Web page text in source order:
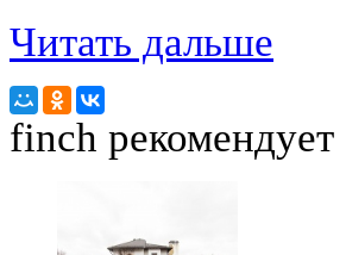
Читать дальше
finch рекомендует